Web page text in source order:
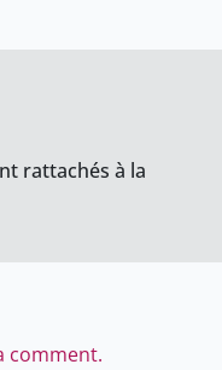
rattachés à la
comment.